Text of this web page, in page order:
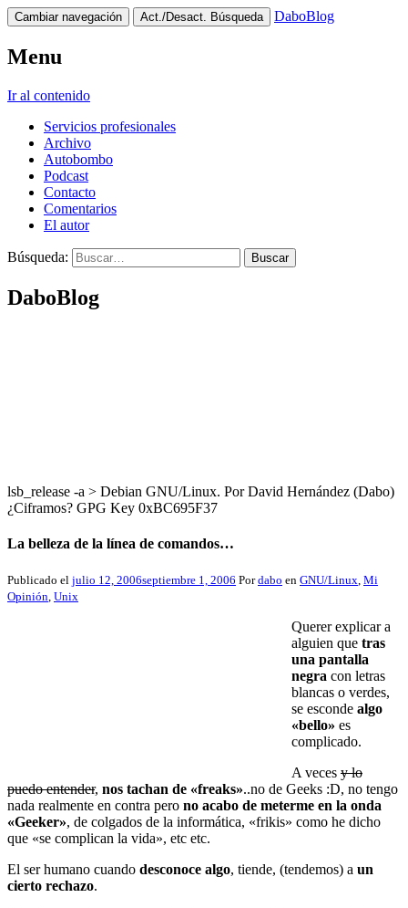
Cambiar navegación Act./Desact. Búsqueda DaboBlog
Menu
Ir al contenido
Servicios profesionales
Archivo
Autobombo
Podcast
Contacto
Comentarios
El autor
Búsqueda:
DaboBlog
lsb_release -a > Debian GNU/Linux. Por David Hernández (Dabo)
¿Ciframos? GPG Key 0xBC695F37
La belleza de la línea de comandos…
Publicado el julio 12, 2006septiembre 1, 2006 Pordabo en GNU/Linux, Mi
Opinión, Unix
Querer explicar a
alguien que tras
una pantalla
negra con letras
blancas o verdes,
se esconde algo
«bello» es
complicado.
A veces y lo
puedo entender, nos tachan de «freaks»..no de Geeks :D, no tengo
nada realmente en contra pero no acabo de meterme en la onda
«Geeker», de colgados de la informática, «frikis» como he dicho
que «se complican la vida», etc etc.
El ser humano cuando desconoce algo, tiende, (tendemos) a un
cierto rechazo.